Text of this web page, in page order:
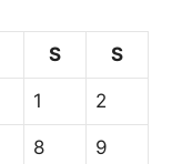
S S
1 2
8 9